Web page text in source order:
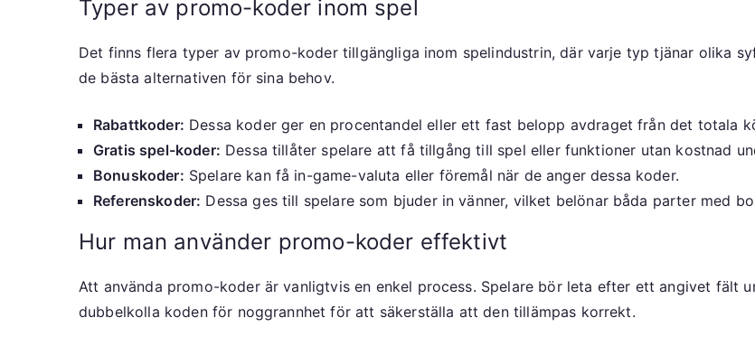
Typer av promo-koder inom spel
Det finns flera typer av promo-koder tillgängliga inom spelindustrin, där varje typ tjänar olika
de bästa alternativen för sina behov.
Rabattkoder: Dessa koder ger en procentandel eller ett fast belopp avdraget från det totala
Gratis spel-koder: Dessa tillåter spelare att få tillgång till spel eller funktioner utan kostnad
Bonuskoder: Spelare kan få in-game-valuta eller föremål när de anger dessa koder.
Referenskoder: Dessa ges till spelare som bjuder in vänner, vilket belönar båda parter med
Hur man använder promo-koder effektivt
Att använda promo-koder är vanligtvis en enkel process. Spelare bör leta efter ett angivet fält
dubbelkolla koden för noggrannhet för att säkerställa att den tillämpas korrekt.